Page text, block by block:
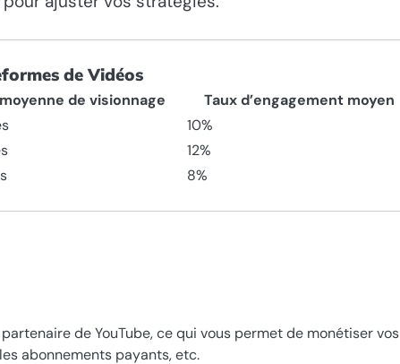
de Vidéos
de visionnage
Taux d’engagement moyen
10%
12%
8%
de YouTube, ce qui vous permet de monétiser vos
abonnements payants, etc.